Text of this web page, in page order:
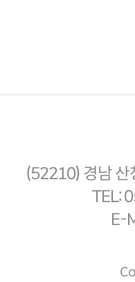
(52210) 경남
TEL:
E-